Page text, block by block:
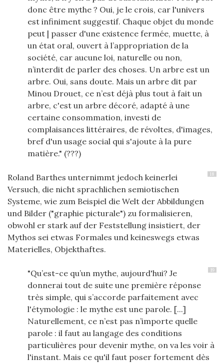
donc être mythe ? Oui, je le crois, car l'univers
est infiniment suggestif. Chaque objet du monde
peut | passer d'une existence fermée, muette, à
un état oral, ouvert à l’appropriation de la
société, car aucune loi, naturelle ou non,
n’interdit de parler des choses. Un arbre est un
arbre. Oui, sans doute. Mais un arbre dit par
Minou Drouet, ce n’est déjà plus tout à fait un
arbre, c'est un arbre décoré, adapté à une
certaine consommation, investi de
complaisances littéraires, de révoltes, d'images,
bref d'un usage social qui s'ajoute à la pure
matière." (???)
18
Roland Barthes unternimmt jedoch keinerlei
Versuch, die nicht sprachlichen semiotischen
Systeme, wie zum Beispiel die Welt der Abbildungen
und Bilder ("graphie picturale") zu formalisieren,
obwohl er stark auf der Feststellung insistiert, der
Mythos sei etwas Formales und keineswegs etwas
Materielles, Objekthaftes.
19
"Qu’est-ce qu’un mythe, aujourd'hui? Je
donnerai tout de suite une première réponse
très simple, qui s’accorde parfaitement avec
l'étymologie : le mythe est une parole. [...]
Naturellement, ce n’est pas n’importe quelle
parole : il faut au langage des conditions
particulières pour devenir mythe, on va les voir à
l'instant. Mais ce qu'il faut poser fortement dès